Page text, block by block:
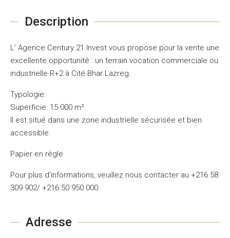
Description
L’ Agence Century 21 Invest vous propose pour la vente une
excellente opportunité : un terrain vocation commerciale ou
industrielle R+2 à Cité Bhar Lazreg.
Typologie:
Superficie: 15 000 m²
Il est situé dans une zone industrielle sécurisée et bien
accessible.
Papier en règle
Pour plus d’informations, veuillez nous contacter au +216 58
309 902/ +216 50 950 000
Adresse